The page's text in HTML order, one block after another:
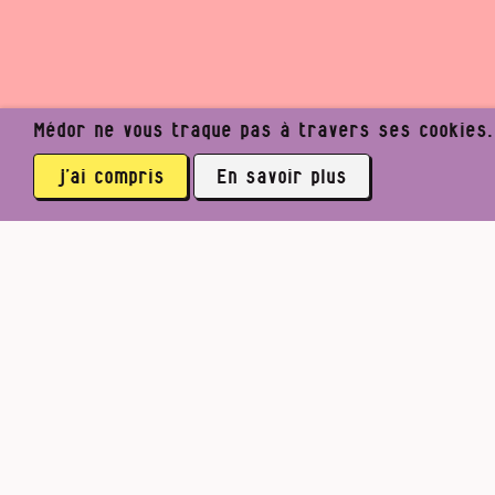
Un
Médor ne vous traque pas à travers ses
j’ai compris En savoir plus